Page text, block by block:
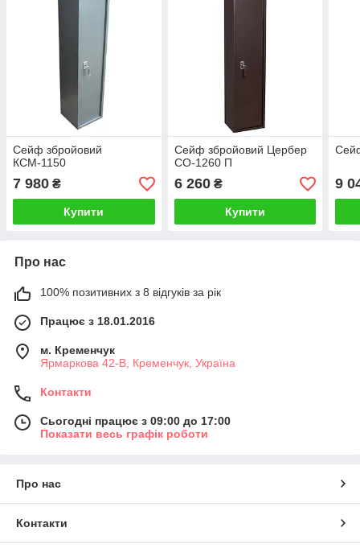
Сейф збройовий
КСМ-1150
7 980 ₴
Купити
Сейф збройовий Цербер
СО-1260 П
6 260₴
Купити
9
Про нас
100% позитивних з 8 відгуків за рік
Працює з 18.01.2016
м. Кременчук
Ярмаркова 42-В, Кременчук, Україна
Контакти
Сьогодні працює з 09:00 до 17:00
Показати весь графік роботи
Про нас
Контакти